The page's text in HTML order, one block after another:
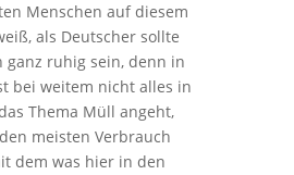
Menschen auf diesem
als Deutscher sollte
ganz ruhig sein, denn in
bei weitem nicht alles in
Thema Müll angeht,
meisten Verbrauch
dem was hier in den